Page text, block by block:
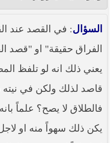
السؤال: في القصد عند
الفراق حقيقة" او "قصد
يعني ذلك انه لو تلفظ
قاصد لذلك ولكن في
فالطلاق لا يصح؟ علماً
يكن ذلك سهواً منه او لاجل